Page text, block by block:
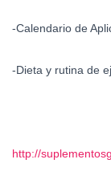
-Calendario de
-Dieta y rutina de
http://